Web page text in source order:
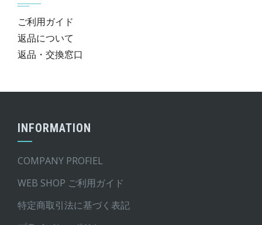
ご利用ガイド
返品について
返品・交換窓口
INFORMATION
COMPANY PROFIEL
WEB SHOP ご利用ガイド
特定商取引法に基づく表記